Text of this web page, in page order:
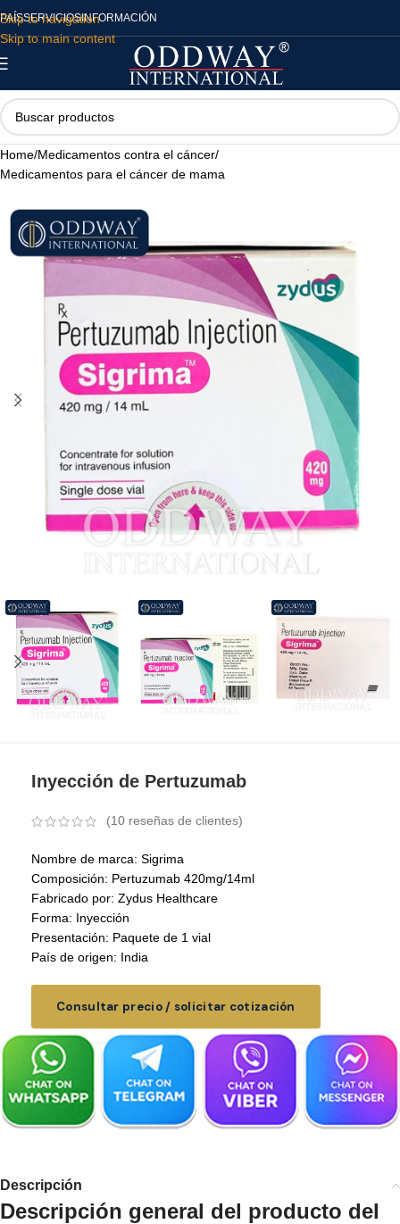
Skip to navigation
Skip to main content
PAÍSSERVICIOSINFORMACIÓN
Home/Medicamentos contra el cáncer/
Medicamentos para el cáncer de mama
Inyección de Pertuzumab
(10 reseñas de clientes)
Nombre de marca: Sigrima
Composición: Pertuzumab 420mg/14ml
Fabricado por: Zydus Healthcare
Forma: Inyección
Presentación: Paquete de 1 vial
País de origen: India
Consultar precio / solicitar cotización
Descripción
Descripción general del producto del